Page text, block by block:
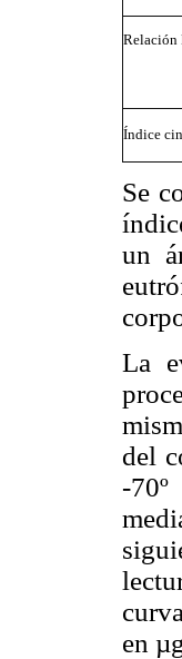
Relación
Índice
Se
un
La
del
-
en